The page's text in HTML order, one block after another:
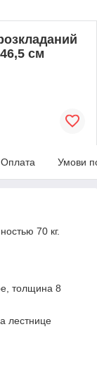
см
Оплата Умови
70 кг.
толщина 8
лестнице